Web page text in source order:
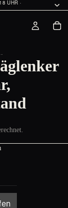
UHR ·
im Top Zustand